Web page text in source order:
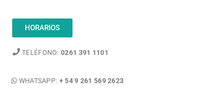
HORARIOS
TELÉFONO: 0261 391 1101
WHATSAPP: + 54 9 261 569 2623